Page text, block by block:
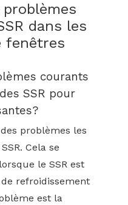
problèmes
dans les
fenêtres
courants
SSR pour
problèmes les
Cela se
le SSR est
refroidissement
est la